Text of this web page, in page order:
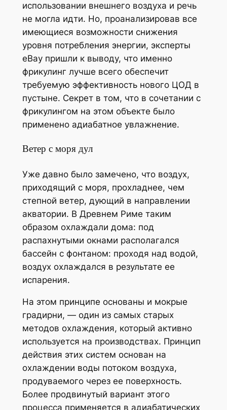
использовании внешнего воздуха и речь
не могла идти. Но, проанализировав все
имеющиеся возможности снижения
уровня потребления энергии, эксперты
eBay пришли к выводу, что именно
фрикулинг лучше всего обеспечит
требуемую эффективность нового ЦОД в
пустыне. Секрет в том, что в сочетании с
фрикулингом на этом объекте было
применено адиабатное увлажнение.
Ветер с моря дул
Уже давно было замечено, что воздух,
приходящий с моря, прохладнее, чем
степной ветер, дующий в направлении
акватории. В Древнем Риме таким
образом охлаждали дома: под
распахнутыми окнами располагался
бассейн с фонтаном: проходя над водой,
воздух охлаждался в результате ее
испарения.
На этом принципе основаны и мокрые
градирни, — один из самых старых
методов охлаждения, который активно
используется на производствах. Принцип
действия этих систем основан на
охлаждении воды потоком воздуха,
продуваемого через ее поверхность.
Более продвинутый вариант этого
процесса применяется в адиабатических